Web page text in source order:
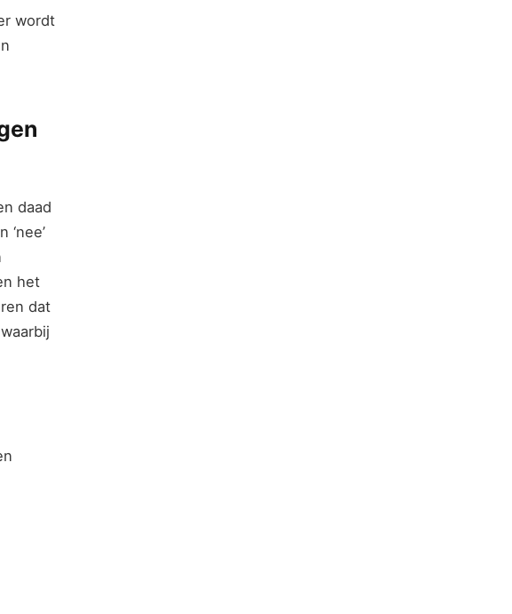
wordt
daad
het
⁢dat‍